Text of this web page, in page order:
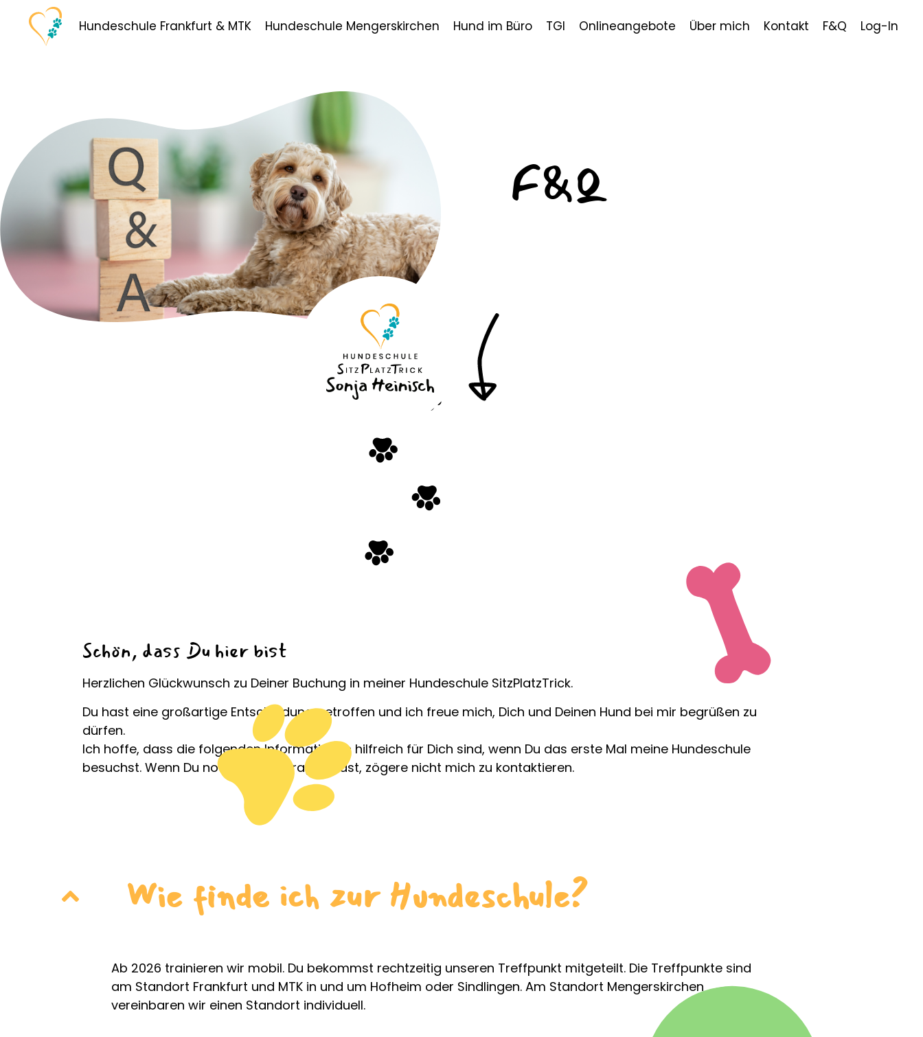
Hundeschule Frankfurt & MTK Hundeschule Mengerskirchen Hund im Büro TGI Onlineangebote Über mich Kontakt F&Q Log-In
F&Q
Schön, dass Du hier bist
Herzlichen Glückwunsch zu Deiner Buchung in meiner Hundeschule SitzPlatzTrick.
Du hast eine großartige Entscheidung getroffen und ich freue mich, Dich und Deinen Hund bei mir begrüßen zu
dürfen.
Ich hoffe, dass die folgenden Informationen hilfreich für Dich sind, wenn Du das erste Mal meine Hundeschule
besuchst. Wenn Du noch weitere Fragen hast, zögere nicht mich zu kontaktieren.
Wie finde ich zur Hundeschule?
Ab 2026 trainieren wir mobil. Du bekommst rechtzeitig unseren Treffpunkt mitgeteilt. Die Treffpunkte sind
am Standort Frankfurt und MTK in und um Hofheim oder Sindlingen. Am Standort Mengerskirchen
vereinbaren wir einen Standort individuell.